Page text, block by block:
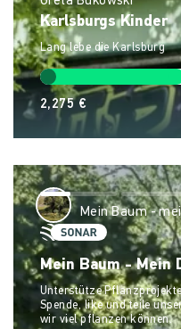
Karlsburgs Kinder
Lang lebe die Karlsburg
2,275 €
Mein Baum -
Mein Baum - Mein
Unterstütze
Spende, like und teile
wir viel pflanzen können.